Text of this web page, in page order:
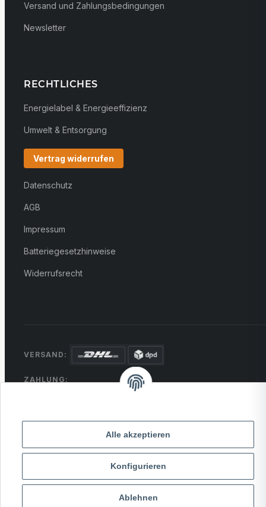
Alle akzeptieren
Konfigurieren
Ablehnen
Versand und Zahlungsbedingungen
Newsletter
RECHTLICHES
Energielabel & Energieeffizienz
Umwelt & Entsorgung
Vertrag widerrufen
Datenschutz
AGB
Impressum
Batteriegesetzhinweise
Widerrufsrecht
VERSAND:
ZAHLUNG:
MasterCard
* Alle Preise inkl. gesetzlicher USt., zzgl.Versand
Powered byMD IT Solutions